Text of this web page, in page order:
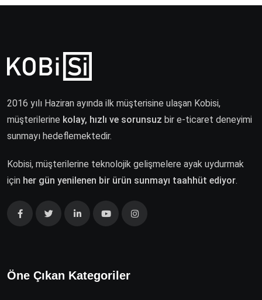
2016 yılı Haziran ayında ilk müşterisine ulaşan Kobisi,
müşterilerine kolay, hızlı ve sorunsuz bir e-ticaret deneyimi
sunmayı hedeflemektedir.
Kobisi, müşterilerine teknolojik gelişmelere ayak uydurmak
için her gün yenilenen bir ürün sunmayı taahhüt ediyor.
Öne Çıkan Kategoriler